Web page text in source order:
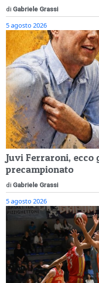
di Gabriele Grassi
5 agosto 2026
Juvi Ferraroni, ecco
precampionato
di Gabriele Grassi
5 agosto 2026